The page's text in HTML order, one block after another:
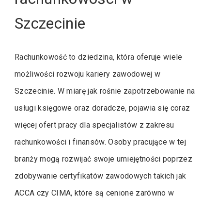
Szczecinie
Rachunkowość to dziedzina, która oferuje wiele
możliwości rozwoju kariery zawodowej w
Szczecinie. W miarę jak rośnie zapotrzebowanie na
usługi księgowe oraz doradcze, pojawia się coraz
więcej ofert pracy dla specjalistów z zakresu
rachunkowości i finansów. Osoby pracujące w tej
branży mogą rozwijać swoje umiejętności poprzez
zdobywanie certyfikatów zawodowych takich jak
ACCA czy CIMA, które są cenione zarówno w